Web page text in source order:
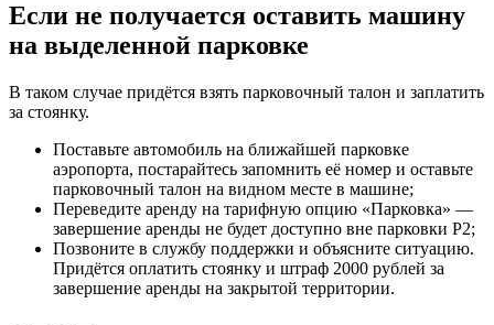
Если не получается оставить машину
на выделенной парковке
В таком случае придётся взять парковочный талон и заплатить
за стоянку.
Поставьте автомобиль на ближайшей парковке
аэропорта, постарайтесь запомнить её номер и оставьте
парковочный талон на видном месте в машине;
Переведите аренду на тарифную опцию «Парковка» —
завершение аренды не будет доступно вне парковки P2;
Позвоните в службу поддержки и объясните ситуацию.
Придётся оплатить стоянку и штраф 2000 рублей за
завершение аренды на закрытой территории.